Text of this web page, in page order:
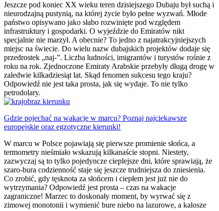
Jeszcze pod koniec XX wieku teren dzisiejszego Dubaju był suchą i
nieurodzajną pustynią, na której życie było pełne wyzwań. Młode
państwo opisywano jako słabo rozwinięte pod względem
infrastruktury i gospodarki. O wyjeździe do Emiratów nikt
specjalnie nie marzył. A obecnie? To jedno z najatrakcyjniejszych
miejsc na świecie. Do wielu nazw dubajskich projektów dodaje się
przedrostek „naj-”. Liczba ludności, imigrantów i turystów rośnie z
roku na rok. Zjednoczone Emiraty Arabskie przebyły długą drogę w
zaledwie kilkadziesiąt lat. Skąd fenomen sukcesu tego kraju?
Odpowiedź nie jest taka prosta, jak się wydaje. To nie tylko
petrodolary.
Gdzie pojechać na wakacje w marcu? Poznaj najciekawsze
europejskie oraz egzotyczne kierunki!
W marcu w Polsce pojawiają się pierwsze promienie słońca, a
termometry nieśmiało wskazują kilkanaście stopni. Niestety,
zazwyczaj są to tylko pojedyncze cieplejsze dni, które sprawiają, że
szaro-bura codzienność staje się jeszcze trudniejsza do zniesienia.
Co zrobić, gdy tęsknota za słońcem i ciepłem jest już nie do
wytrzymania? Odpowiedź jest prosta – czas na wakacje
zagraniczne! Marzec to doskonały moment, by wyrwać się z
zimowej monotonii i wymienić bure niebo na lazurowe, a kalosze